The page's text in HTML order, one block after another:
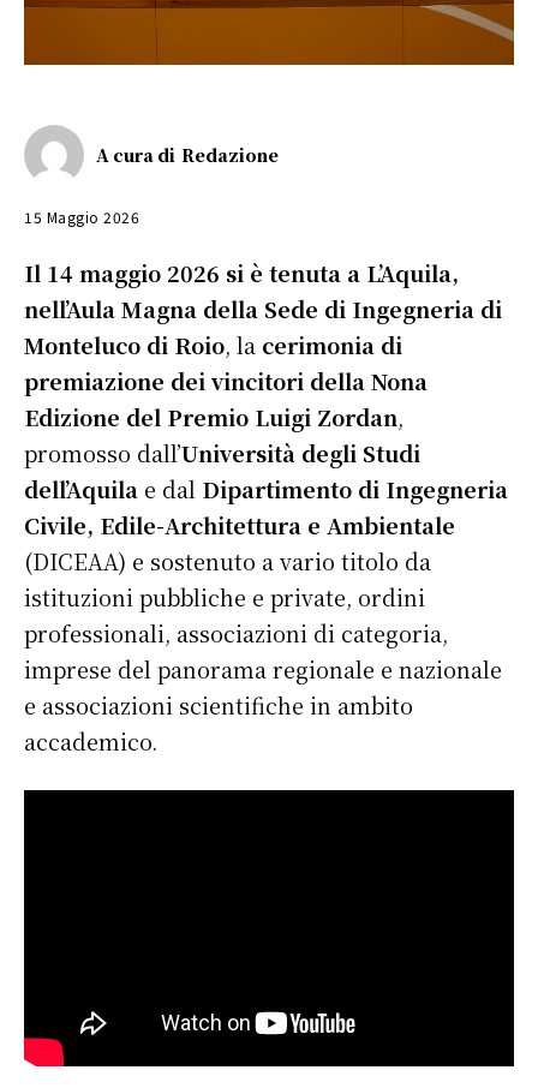
A cura di Redazione
15 Maggio 2026
Il 14 maggio 2026 si è tenuta a L’Aquila,
nell’Aula Magna della Sede di Ingegneria di
Monteluco di Roio, la cerimonia di
premiazione dei vincitori della Nona
Edizione del Premio Luigi Zordan,
promosso dall’Università degli Studi
dell’Aquila e dal Dipartimento di Ingegneria
Civile, Edile-Architettura e Ambientale
(DICEAA) e sostenuto a vario titolo da
istituzioni pubbliche e private, ordini
professionali, associazioni di categoria,
imprese del panorama regionale e nazionale
e associazioni scientifiche in ambito
accademico.